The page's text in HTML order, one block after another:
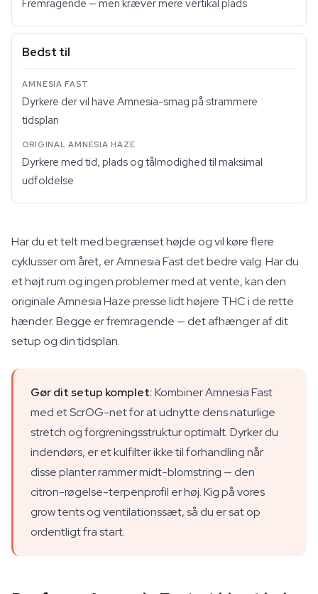
Fremragende — men kræver mere vertikal plads
Bedst til
Dyrkere der vil have Amnesia-smag på strammere
tidsplan
Dyrkere med tid, plads og tålmodighed til maksimal
udfoldelse
Har du et telt med begrænset højde og vil køre flere
cyklusser om året, er Amnesia Fast det bedre valg. Har du
et højt rum og ingen problemer med at vente, kan den
originale Amnesia Haze presse lidt højere THC i de rette
hænder. Begge er fremragende — det afhænger af dit
setup og din tidsplan.
Gør dit setup komplet:Kombiner Amnesia Fast
med et ScrOG-net for at udnytte dens naturlige
stretch og forgreningsstruktur optimalt. Dyrker du
indendørs, er et kulfilter ikke til forhandling når
disse planter rammer midt-blomstring — den
citron-røgelse-terpenprofil er høj. Kig på vores
grow tents og ventilationssæt, så du er sat op
ordentligt fra start.